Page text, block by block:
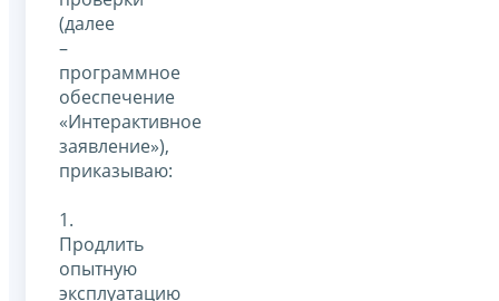
(далее
–
программное
обеспечение
«Интерактивное
заявление»),
приказываю:
1.
Продлить
опытную
эксплуатацию